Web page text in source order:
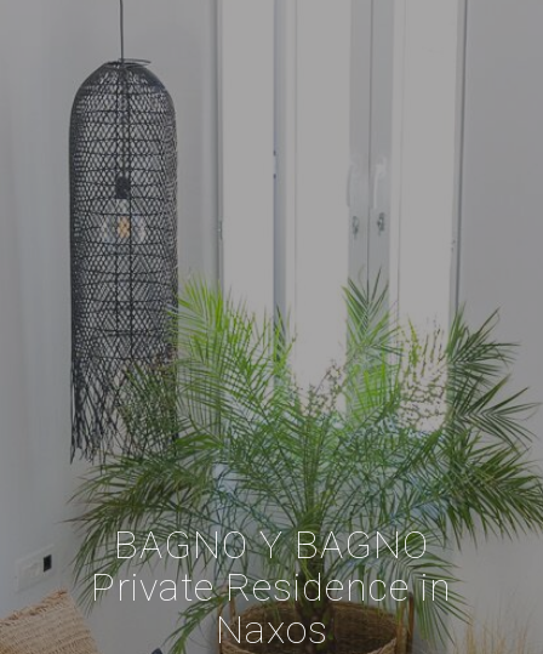
BAGNO Y BAGNO
Private Residence in
Naxos